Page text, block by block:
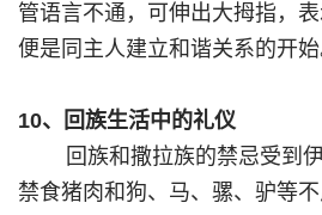
管语言不通，可伸出大拇指，
便是同主人建立和谐关系的开始
10、回族生活中的礼仪
回族和撒拉族的禁忌受到伊
禁食猪肉和狗、马、骡、驴等